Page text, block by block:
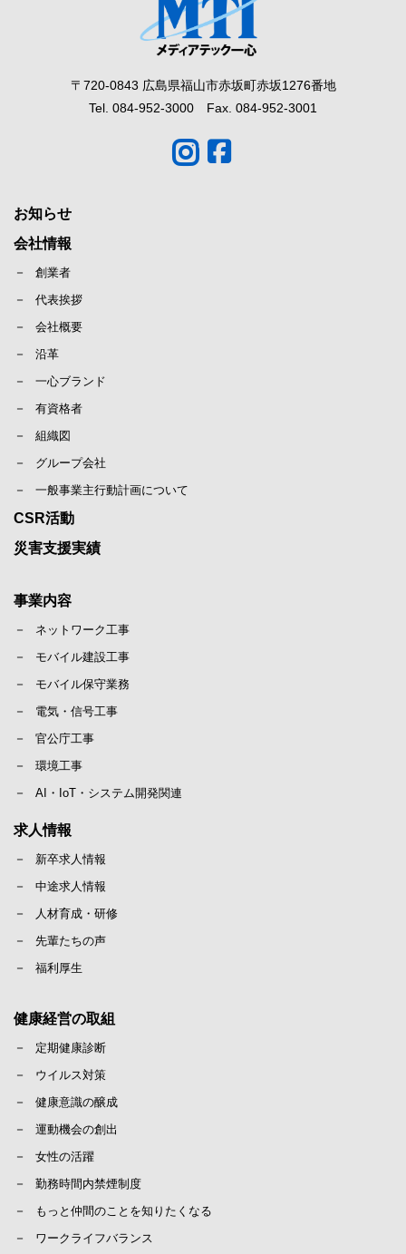
〒720-0843 広島県福山市赤坂町赤坂1276番地
Tel. 084-952-3000 Fax. 084-952-3001
お知らせ
会社情報
創業者
代表挨拶
会社概要
沿革
一心ブランド
有資格者
組織図
グループ会社
一般事業主行動計画について
CSR活動
災害支援実績
事業内容
ネットワーク工事
モバイル建設工事
モバイル保守業務
電気・信号工事
官公庁工事
環境工事
AI・IoT・システム開発関連
求人情報
新卒求人情報
中途求人情報
人材育成・研修
先輩たちの声
福利厚生
健康経営の取組
定期健康診断
ウイルス対策
健康意識の醸成
運動機会の創出
女性の活躍
勤務時間内禁煙制度
もっと仲間のことを知りたくなる
ワークライフバランス